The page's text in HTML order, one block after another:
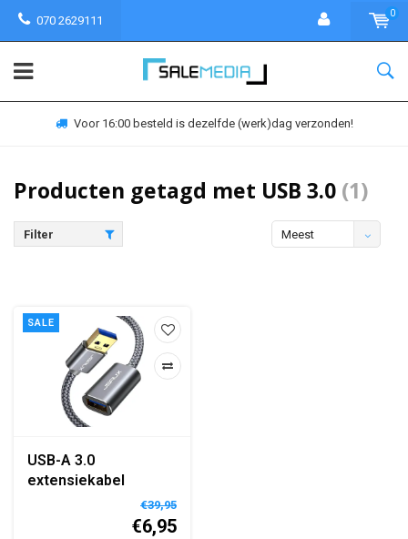
070 2629111
0
Voor 16:00 besteld is dezelfde (werk)dag verzonden!
Producten getagd met USB 3.0 (1)
Filter
Meest
SALE
USB-A 3.0
extensiekabel
verlengkabel high€39,95
€6,95